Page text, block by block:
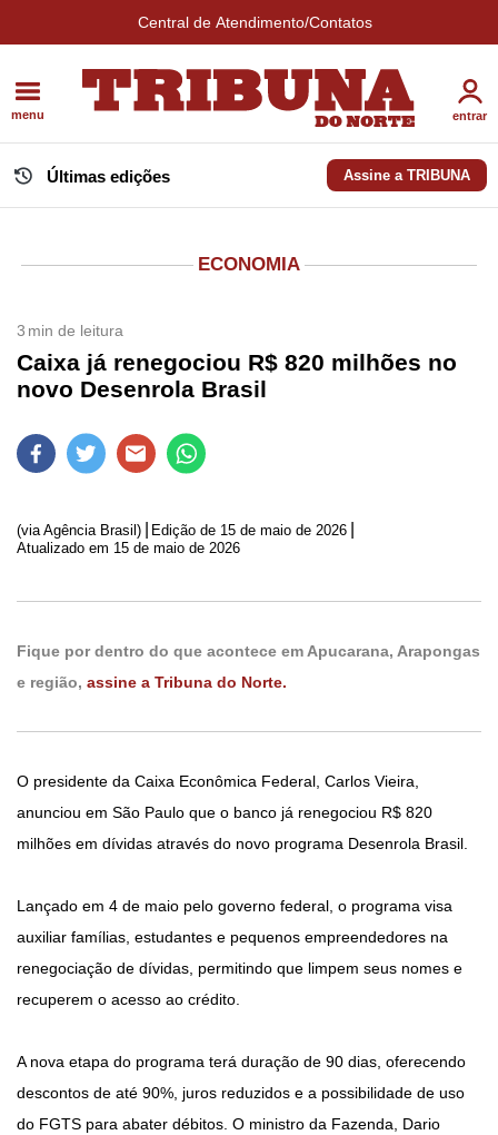
Central de Atendimento/Contatos
menu entrar
Últimas edições Assine a TRIBUNA
ECONOMIA
3 min de leitura
Caixa já renegociou R$ 820 milhões no
novo Desenrola Brasil
(via Agência Brasil) Edição de 15 de maio de 2026
Atualizado em 15 de maio de 2026
Fique por dentro do que acontece em Apucarana, Arapongas
e região, assine a Tribuna do Norte.
O presidente da Caixa Econômica Federal, Carlos Vieira,
anunciou em São Paulo que o banco já renegociou R$ 820
milhões em dívidas através do novo programa Desenrola Brasil.
Lançado em 4 de maio pelo governo federal, o programa visa
auxiliar famílias, estudantes e pequenos empreendedores na
renegociação de dívidas, permitindo que limpem seus nomes e
recuperem o acesso ao crédito.
A nova etapa do programa terá duração de 90 dias, oferecendo
descontos de até 90%, juros reduzidos e a possibilidade de uso
do FGTS para abater débitos. O ministro da Fazenda, Dario